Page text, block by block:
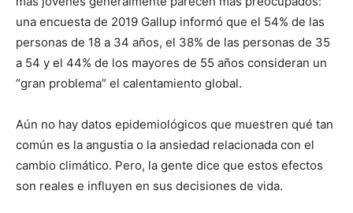
una encuesta de 2019 Gallup informó que el 54% de las
personas de 18 a 34 años, el 38% de las personas de 35
a 54 y el 44% de los mayores de 55 años consideran un
“gran problema” el calentamiento global.
Aún no hay datos epidemiológicos que muestren qué tan
común es la angustia o la ansiedad relacionada con el
cambio climático. Pero, la gente dice que estos efectos
son reales e influyen en sus decisiones de vida.